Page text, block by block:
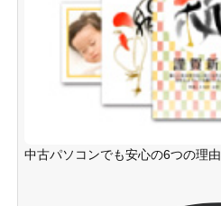
中古パソコンでも安心の6つの理由